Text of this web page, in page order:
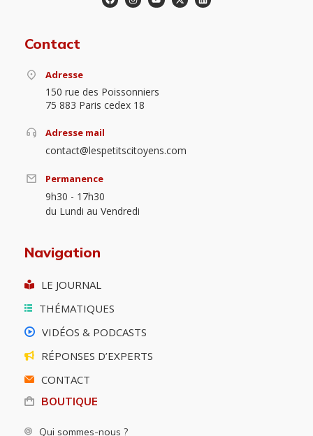
Adresse
75 883 Paris cedex 18
Adresse mail
Permanence
du Lundi au Vendredi
Navigation
LE JOURNAL
Qui sommes-nous ?
On parle de nous